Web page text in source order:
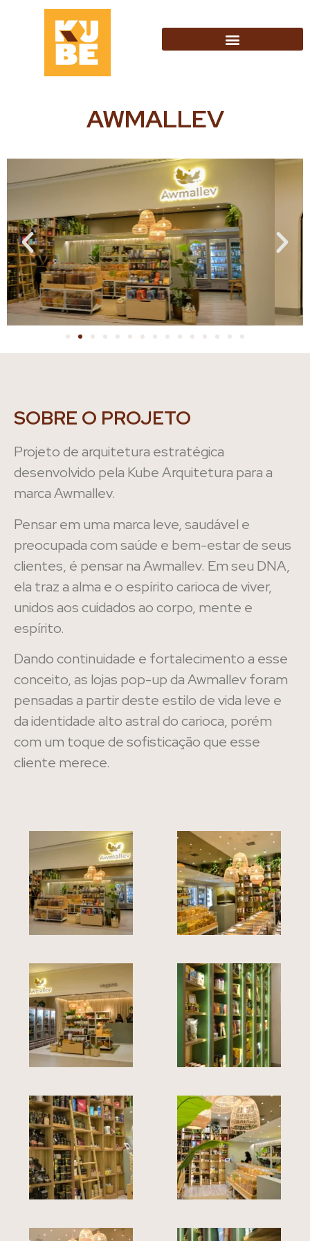
AWMALLEV
SOBRE O PROJETO
Projeto de arquitetura estratégica
desenvolvido pela Kube Arquitetura para a
marca Awmallev.
Pensar em uma marca leve, saudável e
preocupada com saúde e bem-estar de seus
clientes, é pensar na Awmallev. Em seu DNA,
ela traz a alma e o espírito carioca de viver,
unidos aos cuidados ao corpo, mente e
espírito.
Dando continuidade e fortalecimento a esse
conceito, as lojas pop-up da Awmallev foram
pensadas a partir deste estilo de vida leve e
da identidade alto astral do carioca, porém
com um toque de sofisticação que esse
cliente merece.